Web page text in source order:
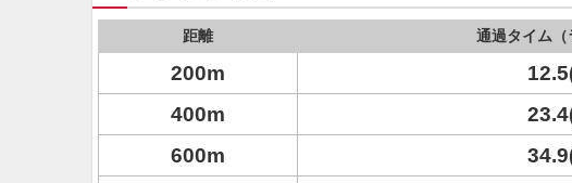
距離 通過タイム（
200m
400m
600m